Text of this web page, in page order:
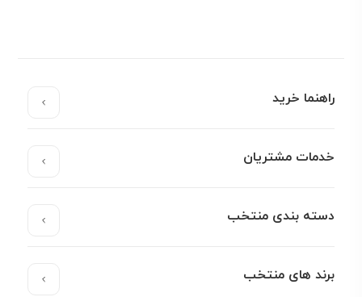
راهنما خرید
خدمات مشتریان
دسته بندی منتخب
برند های منتخب